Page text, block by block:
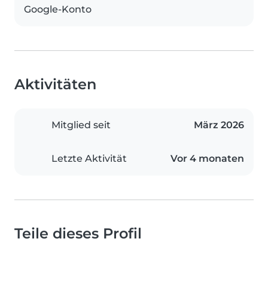
Google-Konto
Aktivitäten
Mitglied seit März 2026
Letzte Aktivität Vor 4 monaten
Teile dieses Profil